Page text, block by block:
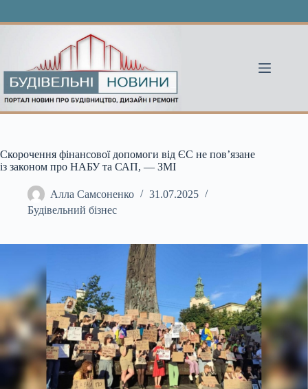
Скорочення фінансової допомоги від ЄС не пов’язане
із законом про НАБУ та САП, — ЗМІ
Алла Самсоненко
31.07.2025
Будівельний бізнес